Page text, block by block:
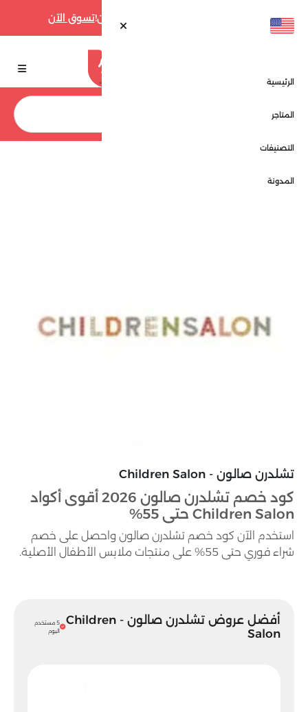
تسوق الآن
الرئيسية
المتاجر
التصنيفات
المدونة
تشلدرن صالون - Children Salon
كود خصم تشلدرن صالون 2026 أقوى أكواد
Children Salon حتى 55%
استخدم الآن كود خصم تشلدرن صالون واحصل على خصم
شراء فوري حتى 55% على منتجات ملابس الأطفال الأصلية.
أفضل عروض تشلدرن صالون - Children
Salon
5 مستخدم
اليوم